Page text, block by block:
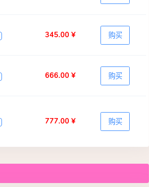
345.00 ¥ 购买
666.00 ¥ 购买
777.00 ¥ 购买